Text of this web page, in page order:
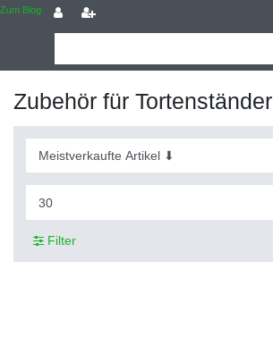
Zum Blog
Zubehör für Tortenständer
Filter